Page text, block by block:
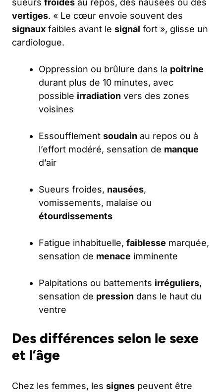
sueurs froides au repos, des nausées ou des
vertiges. « Le cœur envoie souvent des
signaux faibles avant le signal fort », glisse un
cardiologue.
Oppression ou brûlure dans la poitrine
durant plus de 10 minutes, avec
possible irradiation vers des zones
voisines
Essoufflement soudain au repos ou à
l’effort modéré, sensation de manque
d’air
Sueurs froides, nausées,
vomissements, malaise ou
étourdissements
Fatigue inhabituelle, faiblesse marquée,
sensation de menace imminente
Palpitations ou battements irréguliers,
sensation de pression dans le haut du
ventre
Des différences selon le sexe
et l’âge
Chez les femmes, les signes peuvent être